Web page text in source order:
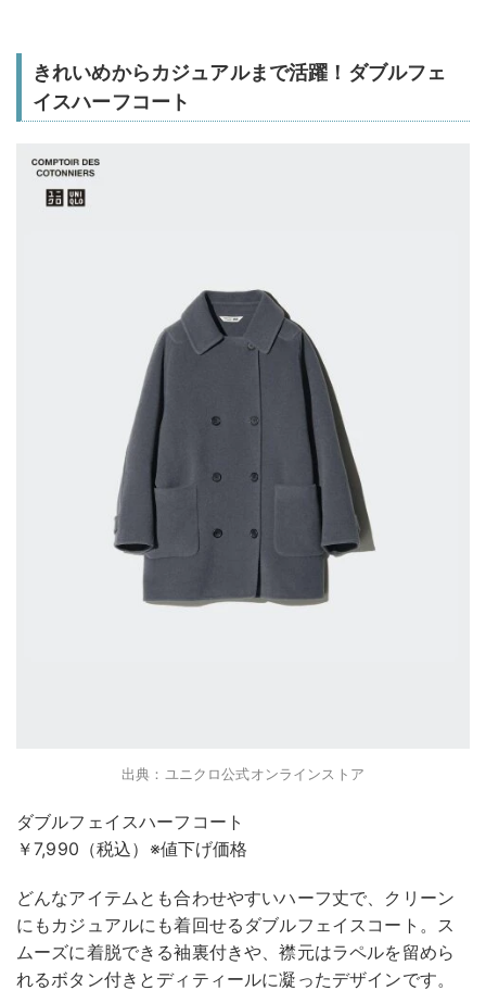
きれいめからカジュアルまで活躍！ダブルフェ
イスハーフコート
出典：ユニクロ公式オンラインストア
ダブルフェイスハーフコート
￥7,990（税込）※値下げ価格
どんなアイテムとも合わせやすいハーフ丈で、クリーン
にもカジュアルにも着回せるダブルフェイスコート。ス
ムーズに着脱できる袖裏付きや、襟元はラペルを留めら
れるボタン付きとディティールに凝ったデザインです。